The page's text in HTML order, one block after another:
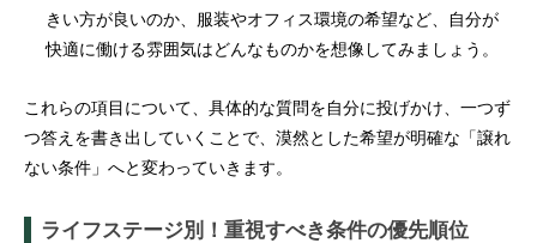
きい方が良いのか、服装やオフィス環境の希望など、自分が
快適に働ける雰囲気はどんなものかを想像してみましょう。
これらの項目について、具体的な質問を自分に投げかけ、一つず
つ答えを書き出していくことで、漠然とした希望が明確な「譲れ
ない条件」へと変わっていきます。
ライフステージ別！重視すべき条件の優先順位